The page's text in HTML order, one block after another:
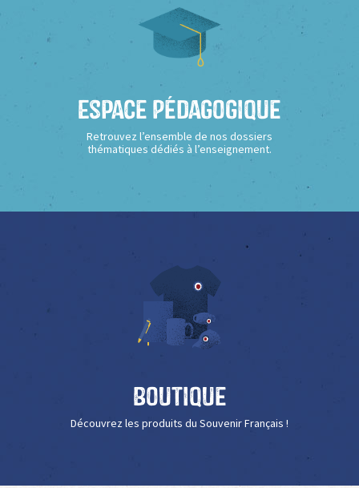
Espace Pédagogique
Retrouvez l’ensemble de nos dossiers
thématiques dédiés à l’enseignement.
Boutique
Découvrez les produits du Souvenir Français !